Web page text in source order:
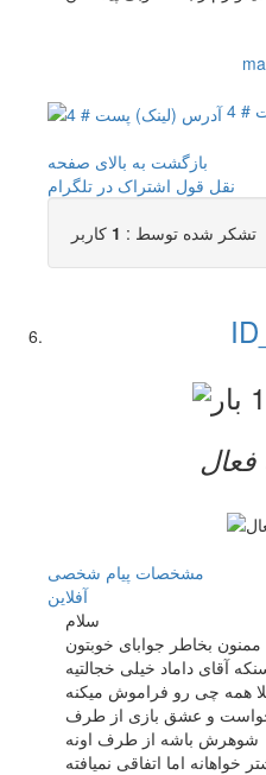
# 4
بازگشت به بالای صفحه
نقل قول اشتراک در تلگرام
تشکر شده توسط : 1 کاربر
فعال
مشخصات پیام شخصی
آفلاين
سلام
بخاطر جوابای خوبتون
آقای داماد خیلی خجالتیه
همه چی رو فراموش میکنه
و عشق بازی از طرف
شوهرش باشه از طرف اونه